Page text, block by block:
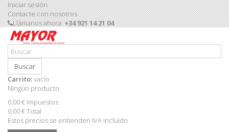
Iniciar sesión
Contacte con nosotros
Llámanos ahora:+34 921 14 21 04
Buscar
Carrito:vacío
Ningún producto
0,00 € Impuestos
0,00 €Total
Estos precios se entienden IVA incluído